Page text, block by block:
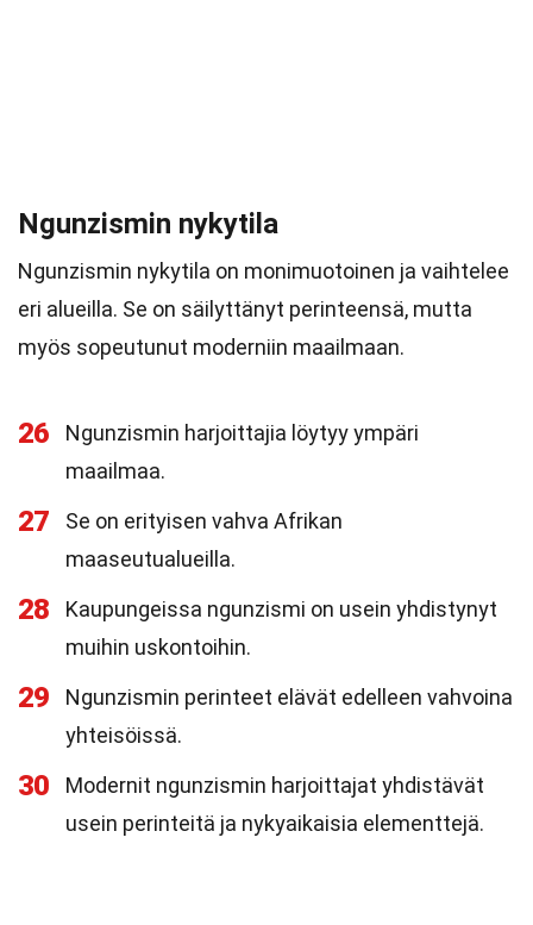
Ngunzismin nykytila
Ngunzismin nykytila on monimuotoinen ja vaihtelee
eri alueilla. Se on säilyttänyt perinteensä, mutta
myös sopeutunut moderniin maailmaan.
26
Ngunzismin harjoittajia löytyy ympäri
maailmaa.
27
Se on erityisen vahva Afrikan
maaseutualueilla.
28
Kaupungeissa ngunzismi on usein yhdistynyt
muihin uskontoihin.
29
Ngunzismin perinteet elävät edelleen vahvoina
yhteisöissä.
30
Modernit ngunzismin harjoittajat yhdistävät
usein perinteitä ja nykyaikaisia elementtejä.